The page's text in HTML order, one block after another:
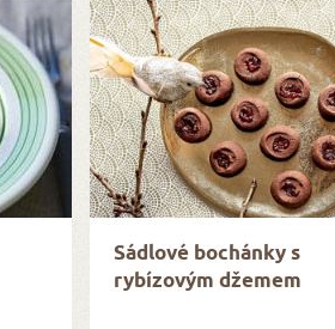
Sádlové bochánky s
rybízovým džemem